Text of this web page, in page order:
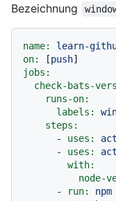
Bezeichnung
name:
learn-
on:
[push
jobs:
check-bats-
runs-on:
labels:
steps:
-
uses:
-
uses:
with:
node-
-
run: npm